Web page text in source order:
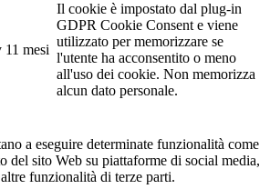
11 mesi
Il cookie è impostato dal plug-in
GDPR Cookie Consent e viene
utilizzato per memorizzare se
l'utente ha acconsentito o meno
all'uso dei cookie. Non memorizza
alcun dato personale.
a eseguire determinate funzionalità come
del sito Web su piattaforme di social media,
funzionalità di terze parti.